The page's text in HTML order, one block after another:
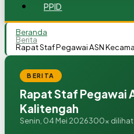
PPID
Beranda
Berita
Rapat Staf Pegawai ASN
BERITA
Rapat Staf Pegawai
Kalitengah
Senin, 04 Mei 2026300x dilihat